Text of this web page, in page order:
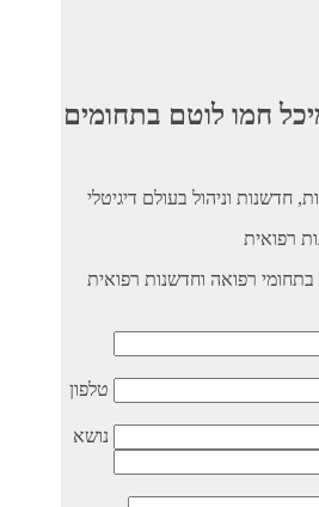
חמו לוטם בתחומים
חדשנות וניהול בעולם דיגיטלי
רפואית
בתחומי רפואה וחדשנות רפואית
טלפון
נושא